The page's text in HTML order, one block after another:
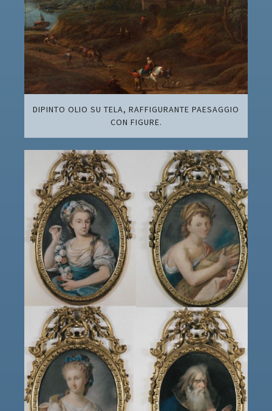
DIPINTO OLIO SU TELA, RAFFIGURANTE PAESAGGIO
CON FIGURE.